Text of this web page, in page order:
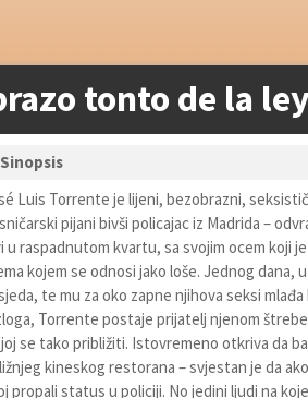
tonto de la
Sinopsis
Luis Torrente je lijeni, bezobrazni,
pijani bivši policajac iz Madrida –
u raspadnutom kvartu, sa svojim ocem koji
kojem se odnosi jako loše. Jednog dana,
te mu za oko zapne njihova seksi
Torrente postaje prijatelj njenom
se tako približiti. Istovremeno otkriva da
kineskog restorana – svjestan je da
propali status u policiji. No jedini ljudi na